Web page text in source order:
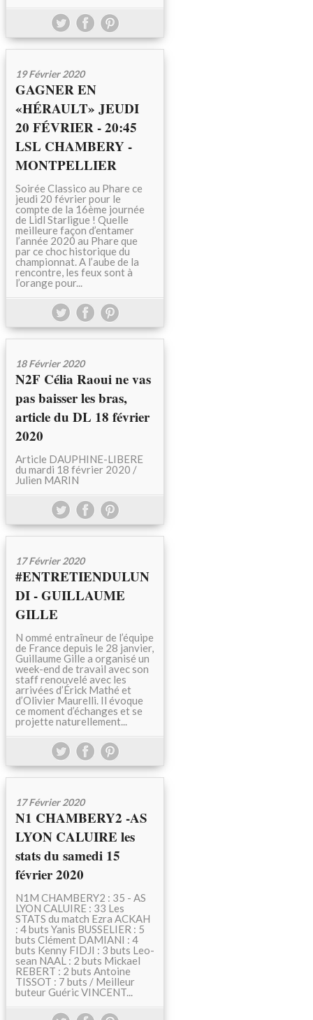
19 Février 2020
GAGNER EN
«HÉRAULT» JEUDI
20 FÉVRIER - 20:45
LSL CHAMBERY -
MONTPELLIER
Soirée Classico au Phare ce
jeudi 20 février pour le
compte de la 16ème journée
de Lidl Starligue ! Quelle
meilleure façon d’entamer
l’année 2020 au Phare que
par ce choc historique du
championnat. A l’aube de la
rencontre, les feux sont à
l’orange pour...
18 Février 2020
N2F Célia Raoui ne vas
pas baisser les bras,
article du DL 18 février
2020
Article DAUPHINE-LIBERE
du mardi 18 février 2020 /
Julien MARIN
17 Février 2020
#ENTRETIENDULUN
DI - GUILLAUME
GILLE
N ommé entraîneur de l’équipe
de France depuis le 28 janvier,
Guillaume Gille a organisé un
week-end de travail avec son
staff renouvelé avec les
arrivées d’Érick Mathé et
d’Olivier Maurelli. Il évoque
ce moment d’échanges et se
projette naturellement...
17 Février 2020
N1 CHAMBERY2 -AS
LYON CALUIRE les
stats du samedi 15
février 2020
N1M CHAMBERY2 : 35 - AS
LYON CALUIRE : 33 Les
STATS du match Ezra ACKAH
: 4 buts Yanis BUSSELIER : 5
buts Clément DAMIANI : 4
buts Kenny FIDJI : 3 buts Leo-
sean NAAL : 2 buts Mickael
REBERT : 2 buts Antoine
TISSOT : 7 buts / Meilleur
buteur Guéric VINCENT...